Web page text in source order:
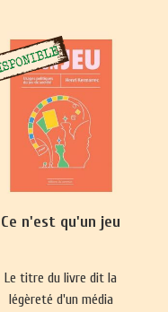
Ce n'est qu'un jeu
Le titre du livre dit la
légèreté d'un média